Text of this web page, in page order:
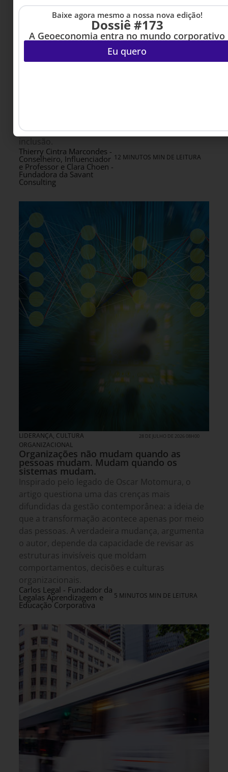
CULTURA ORGANIZACIONAL 28 DE JULHO DE 2026 14H00
Acessibilidade sem inteligência cultural é
inclusão pela metade
Rampas, tecnologias assistivas e conformidade
sucesso ou o fracasso de estratégias globais de
inclusão.
Thierry Cintra Marcondes -
Conselheiro, Influenciador
e Professor e Clara Choen -
Fundadora da Savant
Consulting
12 MINUTOS MIN DE LEITURA
LIDERANÇA, CULTURA
ORGANIZACIONAL
28 DE JULHO DE 2026 08H00
Organizações não mudam quando as
pessoas mudam. Mudam quando os
sistemas mudam.
Inspirado pelo legado de Oscar Motomura, o
artigo questiona uma das crenças mais
difundidas da gestão contemporânea: a ideia de
que a transformação acontece apenas por meio
das pessoas. A verdadeira mudança, argumenta
o autor, depende da capacidade de revisar as
estruturas invisíveis que moldam
comportamentos, decisões e culturas
organizacionais.
Carlos Legal - Fundador da
Legalas Aprendizagem e
Educação Corporativa
5 MINUTOS MIN DE LEITURA
Baixe agora mesmo a nossa nova edição!
Dossiê #173
A Geoeconomia entra no mundo corporativo
Eu quero